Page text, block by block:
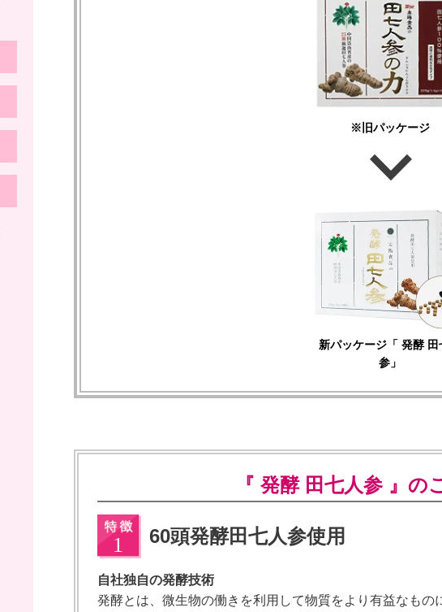
※旧パッケージ
新パッケージ「 発酵 田
参」
『 発酵 田七人参 』の
60頭発酵田七人参使用
自社独自の発酵技術
発酵とは、微生物の働きを利用して物質をより有益なも